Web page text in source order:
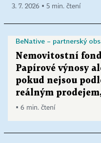
3. 7. 2026 ▪ 5 min. čtení
BeNative – partnerský
Nemovitostní
Papírové výnosy
pokud nejsou
reálným
▪ 6 min. čtení